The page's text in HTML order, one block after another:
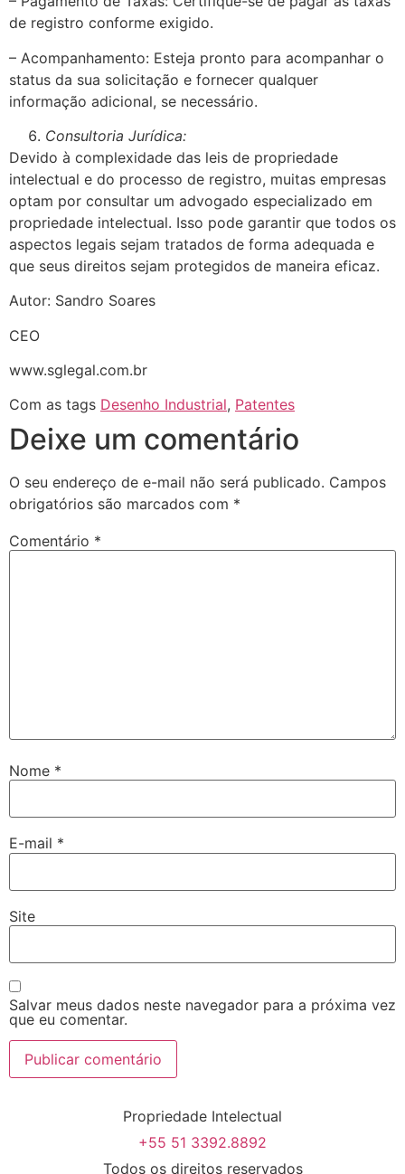
de registro conforme exigido.
– Acompanhamento: Esteja pronto para acompanhar o
status da sua solicitação e fornecer qualquer
informação adicional, se necessário.
Consultoria Jurídica:
Devido à complexidade das leis de propriedade
intelectual e do processo de registro, muitas empresas
optam por consultar um advogado especializado em
propriedade intelectual. Isso pode garantir que todos os
aspectos legais sejam tratados de forma adequada e
que seus direitos sejam protegidos de maneira eficaz.
Autor: Sandro Soares
CEO
www.sglegal.com.br
Com as tags Desenho Industrial, Patentes
Deixe um comentário
O seu endereço de e-mail não será publicado. Campos
obrigatórios são marcados com *
Comentário *
Nome *
E-mail *
Site
Salvar meus dados neste navegador para a próxima vez
que eu comentar.
Propriedade Intelectual
+55 51 3392.8892
Todos os direitos reservados